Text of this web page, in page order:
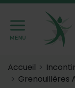
MENU
Accueil
Grenouillères